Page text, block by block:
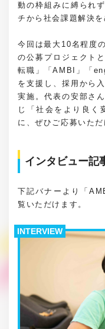
動の枠組みに縛られ
チから社会課題解決を
今回は最大10名程度
の公募プロジェクト
転職」「AMBI」「
を支援し、採用から
実施。代表の安部さ
じ「社会をより良く
に、ぜひご応募いただ
インタビュー記
下記バナーより「
覧いただけます。
INTERVIEW